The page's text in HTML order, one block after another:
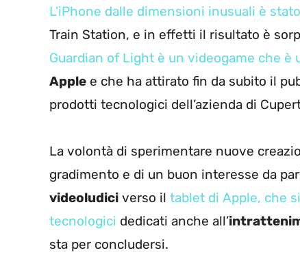
L’iPhone dalle dimensioni inusuali è
Train Station, e in effetti il risultato è
Guardian of Light è un videogame che è
Apple e che ha attirato fin da subito il
prodotti tecnologici dell’azienda di
La volontà di sperimentare nuove
gradimento e di un buon interesse da
videoludici verso il tablet di Apple, che
tecnologici dedicati anche all’
sta per concludersi.